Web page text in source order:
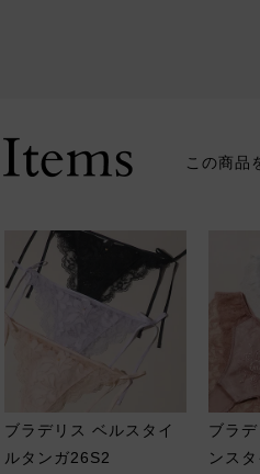
この商品
ブラデリス ベルスタイ
ルタンガ26S2
ブラ
ンス